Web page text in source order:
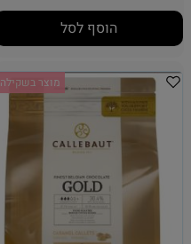
הוסף לסל
מוצר בשקילה